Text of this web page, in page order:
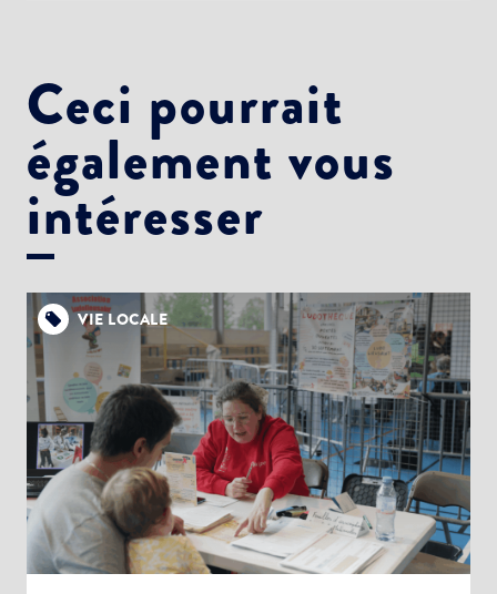
Ceci pourrait
également vous
intéresser
VIE LOCALE
Choisissez votre abonnement :
Alertes Mail
Newsletter Culture